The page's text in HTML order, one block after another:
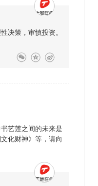
决策，审慎投资。
艺莲之间的未来是
化财神》等，请向